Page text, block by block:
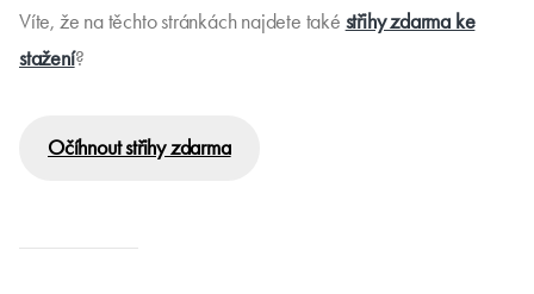
Víte, že na těchto stránkách najdete také střihy zdarma ke
stažení?
Očíhnout střihy zdarma